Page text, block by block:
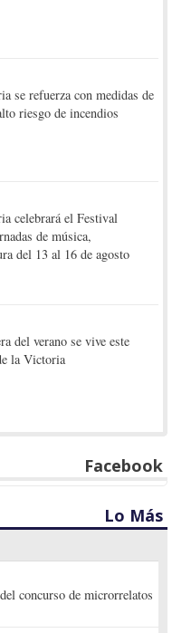
se refuerza con medidas de
riesgo de incendios
celebrará el Festival
de música,
del 13 al 16 de agosto
del verano se vive este
la Victoria
Facebook
Lo Más
concurso de microrrelatos